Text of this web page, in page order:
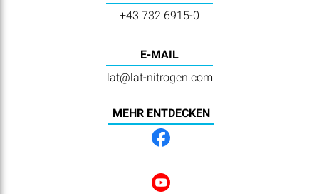
+43 732 6915-0
E-MAIL
lat@lat-nitrogen.com
MEHR ENTDECKEN